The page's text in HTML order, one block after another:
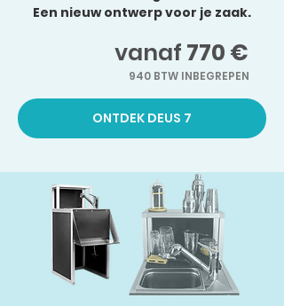
Een nieuw ontwerp voor je zaak.
vanaf 770 €
940 BTW INBEGREPEN
ONTDEK DEUS 7